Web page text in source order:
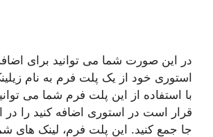
در این صورت شما می توانید برای
استوری خود از یک پلت فرم به نام
با استفاده از این پلت فرم شما می
قرار است در استوری اضافه کنید را
جا جمع کنید. این پلت فرم، لینک های